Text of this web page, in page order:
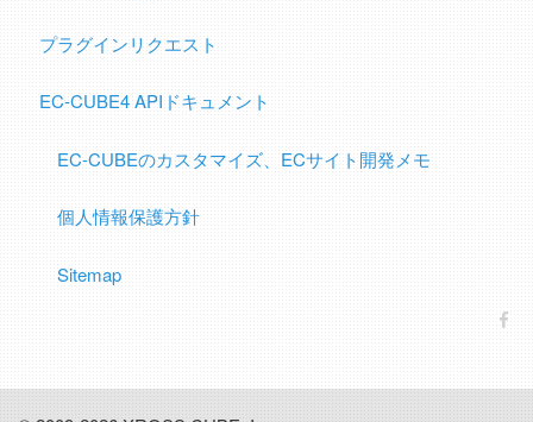
プラグインリクエスト
EC-CUBE4 APIドキュメント
EC-CUBEのカスタマイズ、ECサイト開発メモ
個人情報保護方針
Sitemap